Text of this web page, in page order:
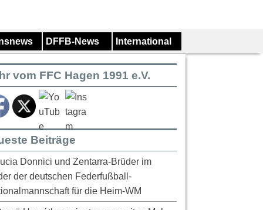
DFFB-News International
vom FFC Hagen 1991 e.V.
Beiträge
Donnici und Zentarra-Brüder im
der deutschen Federfußball-
für die Heim-WM